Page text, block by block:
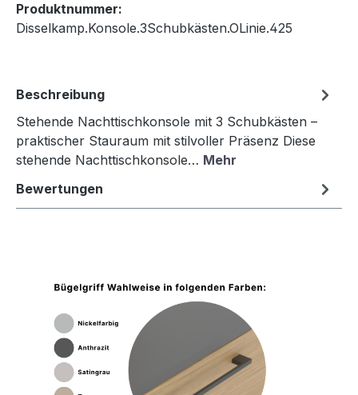
Produktnummer:
Disselkamp.Konsole.3Schubkästen.OLinie.425
Beschreibung
Stehende Nachttischkonsole mit 3 Schubkästen –
praktischer Stauraum mit stilvoller Präsenz Diese
stehende Nachttischkonsole… Mehr
Bewertungen